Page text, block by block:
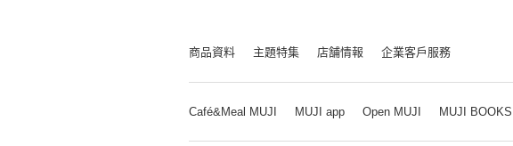
商品資料 主題特集 店舗情報 企業客戶服務
Café&Meal MUJI MUJI app Open MUJI MUJI BOOKS